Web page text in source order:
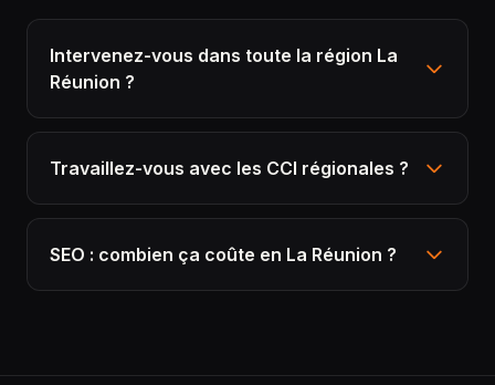
Intervenez-vous dans toute la région La
Réunion ?
Travaillez-vous avec les CCI régionales ?
SEO : combien ça coûte en La Réunion ?